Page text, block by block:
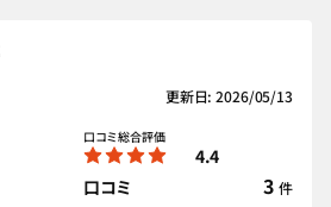
更新日: 2026/05/13
口コミ総合評価
4.4
口コミ
3 件